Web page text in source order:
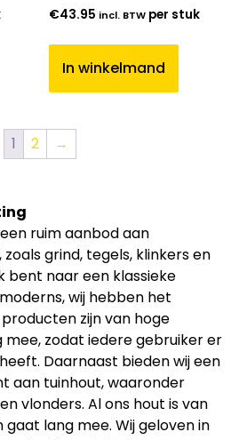
€43.95 incl. BTW per stuk
In winkelmand
1 2 →
ruim aanbod aan
grind, tegels, klinkers en
bent naar een klassieke
wij hebben het
zijn van hoge
zodat iedere gebruiker er
Daarnaast bieden wij een
aan tuinhout, waaronder
vlonders. Al ons hout is van
lang mee. Wij geloven in